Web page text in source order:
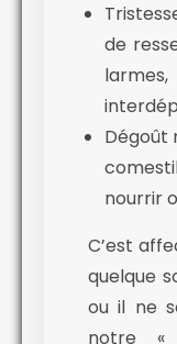
de
Dégoût
nourrir
C’est
quelque
ou il ne
notre «